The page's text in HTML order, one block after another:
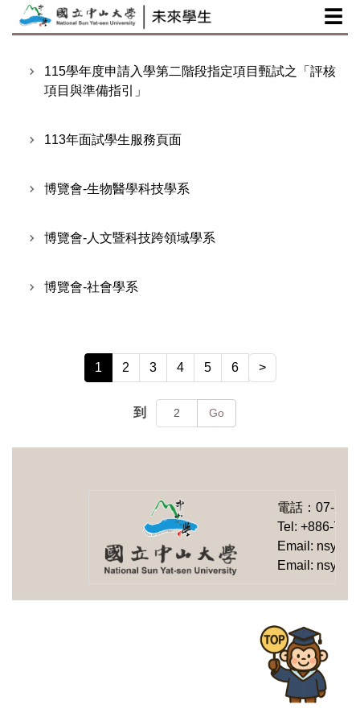
到
☰
115學年度申請入學第二階段指定項目甄試之「評核
項目與準備指引」
113年面試學生服務頁面
博覽會-生物醫學科技學系
博覽會-人文暨科技跨領域學系
博覽會-社會學系
1 2 3 4 5 6 >
到 Go
電話： 07-
Tel: +886-7-
Email: nsysu-
Email: nsysu-